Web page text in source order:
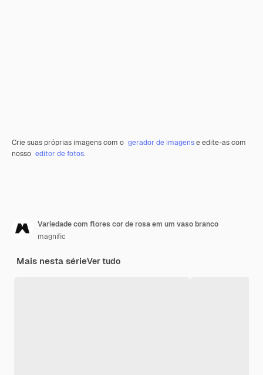
Crie suas próprias imagens com o gerador de imagense edite-as com
nosso editor de fotos.
Variedade com flores cor de rosa em um vaso branco
magnific
Mais nesta sérieVer tudo